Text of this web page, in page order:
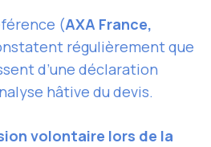
(AXA France,
régulièrement que
d’une déclaration
hâtive du devis.
volontaire lors de la